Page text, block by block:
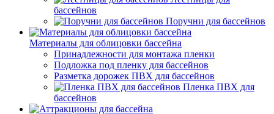
бассейнов
Поручни для бассейнов
Материалы для облицовки бассейна
Принадлежности для монтажа пленки
Подложка под пленку для бассейнов
Разметка дорожек ПВХ для бассейнов
Пленка ПВХ для
бассейнов